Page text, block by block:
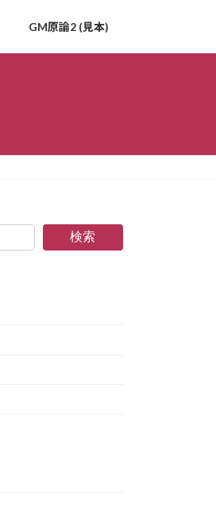
GM原論2 (見本)
検索